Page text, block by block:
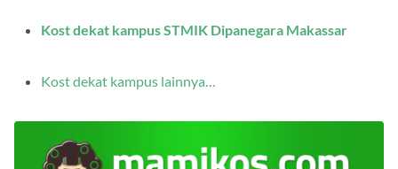
Kost dekat kampus STMIK Dipanegara Makassar
Kost dekat kampus lainnya…